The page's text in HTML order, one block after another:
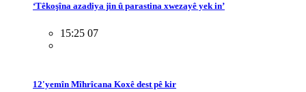
‘Têkoşîna azadiya jin û parastina xwezayê yek in’
15:25 07
12'yemîn Mîhrîcana Koxê dest pê kir